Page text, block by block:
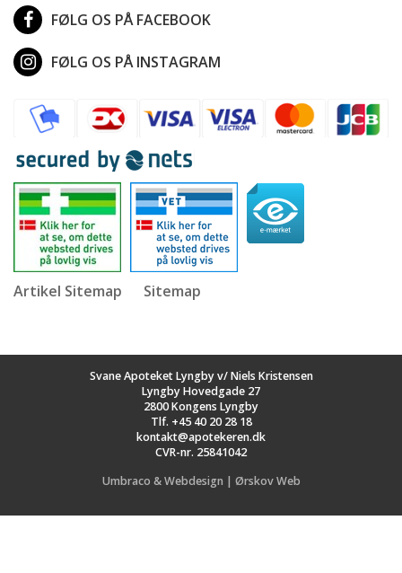
FØLG OS PÅ FACEBOOK
FØLG OS PÅ INSTAGRAM
Artikel Sitemap Sitemap
Svane Apoteket Lyngby v/ Niels Kristensen
Lyngby Hovedgade 27
2800 Kongens Lyngby
Tlf. +45 40 20 28 18
kontakt@apotekeren.dk
CVR-nr. 25841042
Umbraco & Webdesign | Ørskov Web